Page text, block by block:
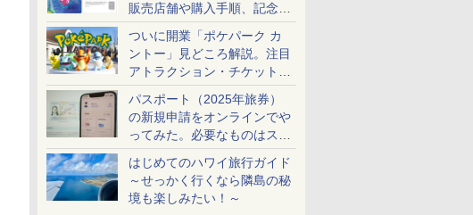
販売店舗や購入手順、記念チ
ケットも解説
ついに開業「ポケパーク カ
ントー」見どころ解説。注目
アトラクション・チケット手
配・来場前に必要な準備は？
パスポート（2025年旅券）
の新規申請をオンラインでや
ってみた。必要なものはスマ
ホとマイナカードのみ
はじめてのハワイ旅行ガイド
～せっかく行くなら隣島の秘
境も楽しみたい！～